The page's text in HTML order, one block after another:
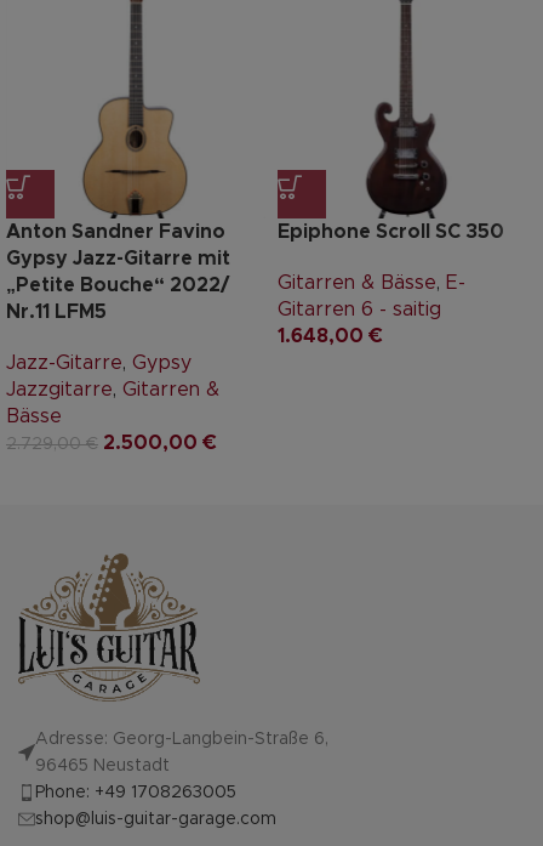
Anton Sandner Favino
Gypsy Jazz-Gitarre mit
„Petite Bouche“ 2022/
Nr.11 LFM5
Jazz-Gitarre, Gypsy
Jazzgitarre, Gitarren &
Bässe
2.729,00€ 2.500,00 €
Epiphone Scroll SC 350
Gitarren & Bässe, E-
Gitarren 6 - saitig
1.648,00 €
Adresse: Georg-Langbein-Straße 6,
96465 Neustadt
Phone: +49 1708263005
shop@luis-guitar-garage.com